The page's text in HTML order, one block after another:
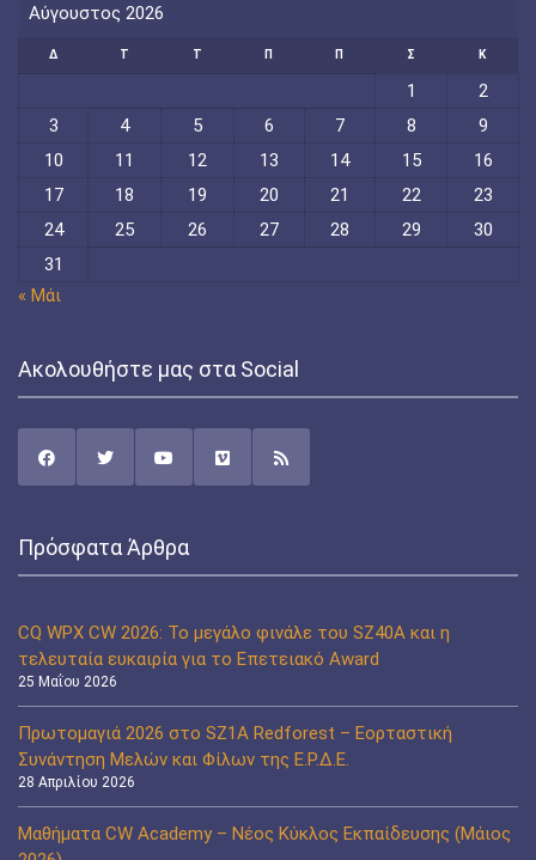
Αύγουστος 2026
Δ Τ Τ Π Π Σ Κ
1
2
3
4 5 6 7 8
9
10
11 12 13 14 15
16
17
18 19 20 21 22
23
24
25 26 27 28 29
30
31
« Μάι
Ακολουθήστε μας στα Social
Πρόσφατα Άρθρα
CQ WPX CW 2026: Το μεγάλο φινάλε του SZ40A και η
τελευταία ευκαιρία για το Επετειακό Award
25 Μαΐου 2026
Πρωτομαγιά 2026 στο SZ1A Redforest – Εορταστική
Συνάντηση Μελών και Φίλων της Ε.Ρ.Δ.Ε.
28 Απριλίου 2026
Μαθήματα CW Academy – Νέος Κύκλος Εκπαίδευσης (Μάιος